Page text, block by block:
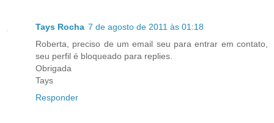
Tays Rocha 7 de agosto de 2011 às 01:18
Roberta, preciso de um email seu para entrar em contato,
seu perfil é bloqueado para replies.
Obrigada
Tays
Responder